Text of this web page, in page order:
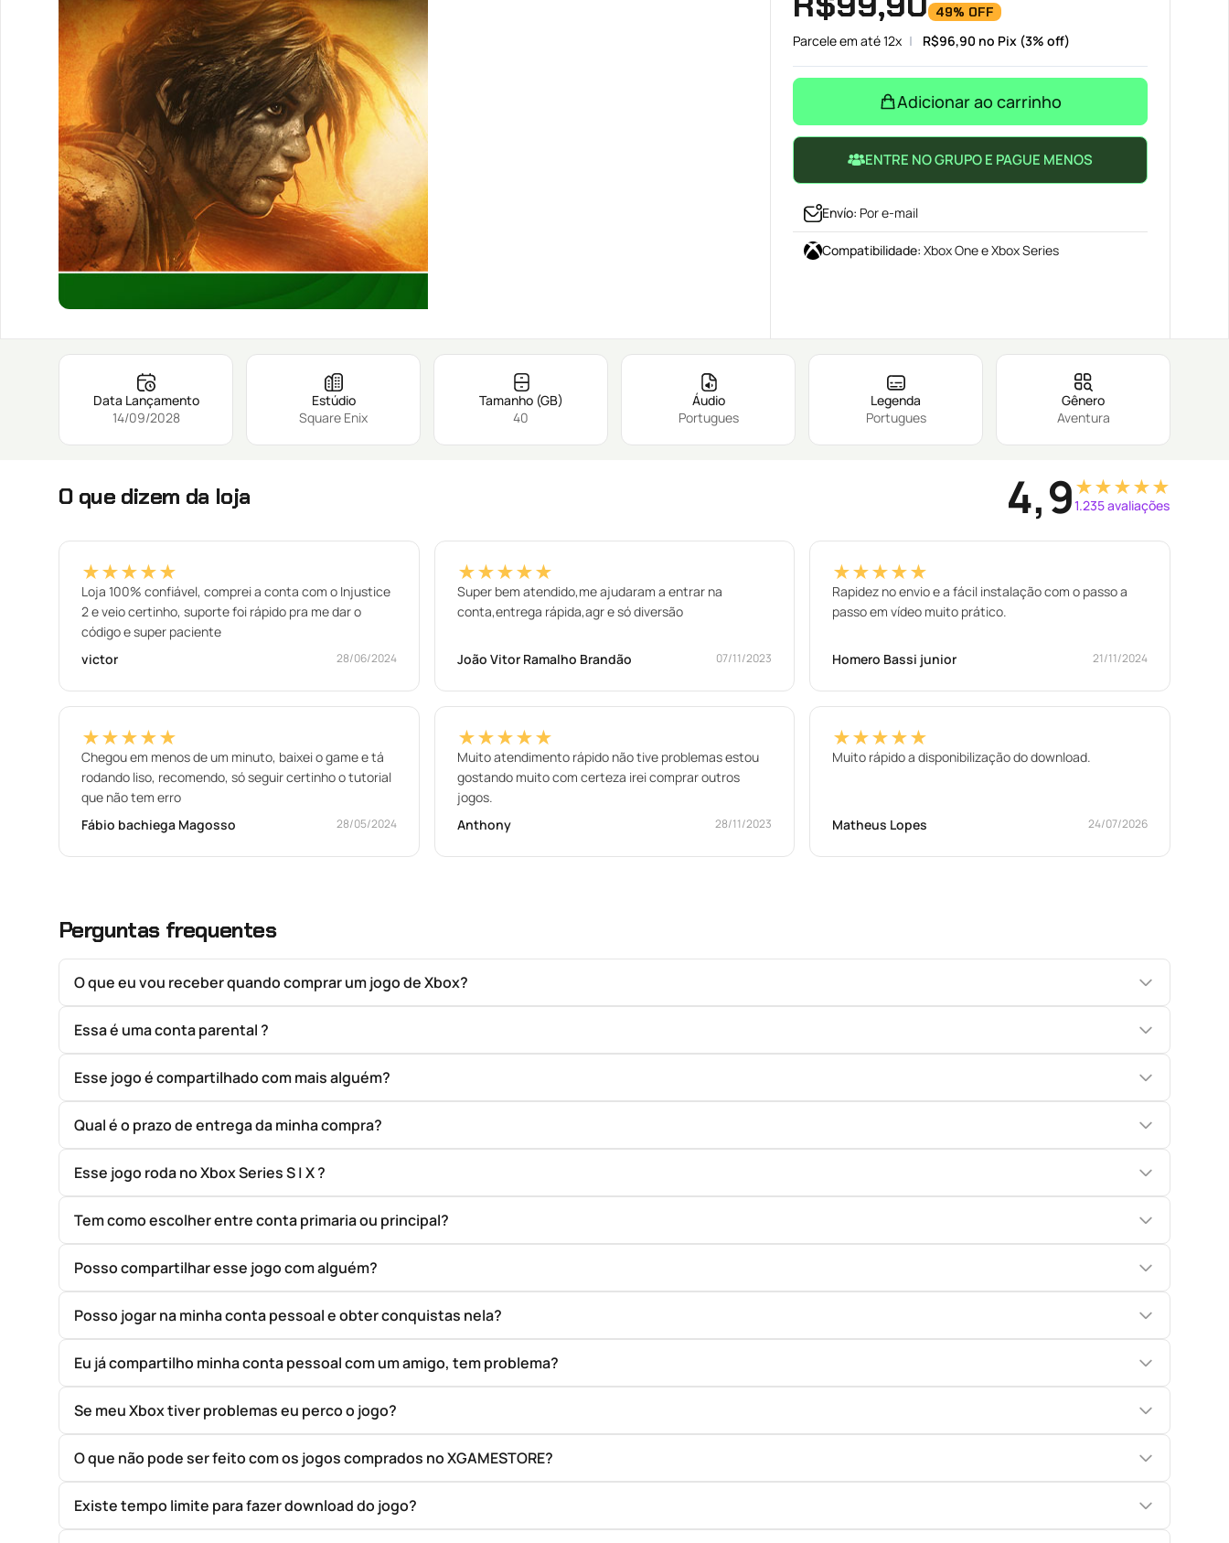
49% OFF
Parcele em até 12x R$96,90 no Pix (3% off)
Adicionar ao carrinho
ENTRE NO GRUPO E PAGUE MENOS
Envío: Por e-mail
Compatibilidade: Xbox One e Xbox Series
Data Lançamento
14/09/2028
Estúdio
Square Enix
Tamanho (GB)
40
Áudio
Portugues
Legenda
Portugues
Gênero
Aventura
O que dizem da loja 4,9★★★★★
1.235 avaliações
★★★★★
Loja 100% confiável, comprei a conta com o Injustice
2 e veio certinho, suporte foi rápido pra me dar o
código e super paciente
victor
28/06/2024
★★★★★
Super bem atendido,me ajudaram a entrar na
conta,entrega rápida,agr e só diversão
João Vitor Ramalho Brandão 07/11/2023
★★★★★
Rapidez no envio e a fácil instalação com o passo a
passo em vídeo muito prático.
Homero Bassi junior 21/11/2024
★★★★★
Chegou em menos de um minuto, baixei o game e tá
rodando liso, recomendo, só seguir certinho o tutorial
que não tem erro
Fábio bachiega Magosso
28/05/2024
★★★★★
Muito atendimento rápido não tive problemas estou
gostando muito com certeza irei comprar outros
jogos.
Anthony
28/11/2023
★★★★★
Muito rápido a disponibilização do download.
Matheus Lopes 24/07/2026
Perguntas frequentes
O que eu vou receber quando comprar um jogo de Xbox?
Essa é uma conta parental ?
Esse jogo é compartilhado com mais alguém?
Qual é o prazo de entrega da minha compra?
Esse jogo roda no Xbox Series S | X ?
Tem como escolher entre conta primaria ou principal?
Posso compartilhar esse jogo com alguém?
Posso jogar na minha conta pessoal e obter conquistas nela?
Eu já compartilho minha conta pessoal com um amigo, tem problema?
Se meu Xbox tiver problemas eu perco o jogo?
O que não pode ser feito com os jogos comprados no XGAMESTORE?
Existe tempo limite para fazer download do jogo?